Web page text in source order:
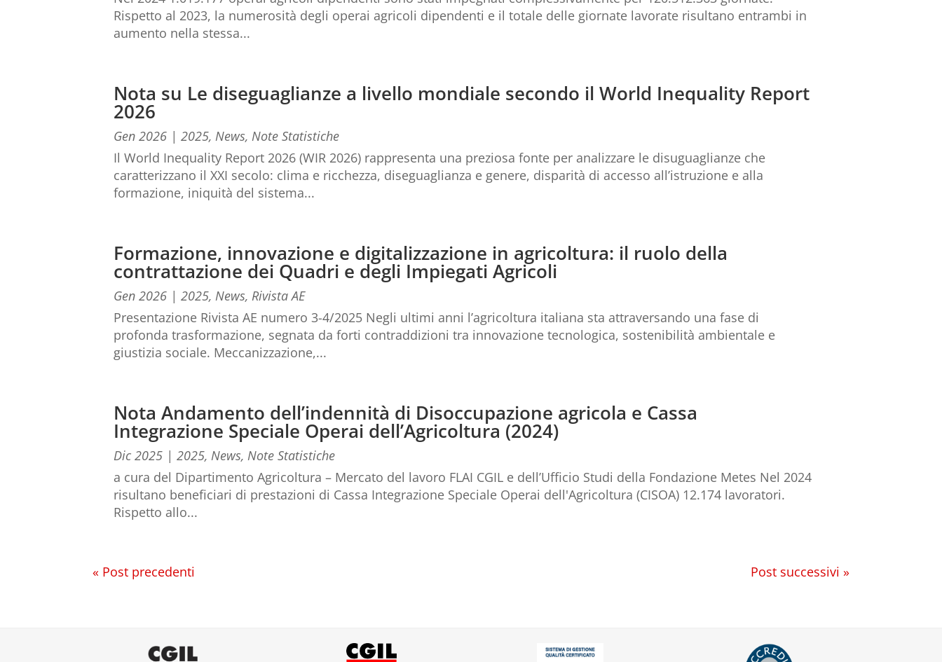
Rispetto al 2023, la numerosità degli operai agricoli dipendenti e il totale delle giornate lavorate risultano entrambi in
aumento nella stessa...
Nota su Le diseguaglianze a livello mondiale secondo il World Inequality Report
2026
Gen 2026 | 2025, News, Note Statistiche
Il World Inequality Report 2026 (WIR 2026) rappresenta una preziosa fonte per analizzare le disuguaglianze che
caratterizzano il XXI secolo: clima e ricchezza, diseguaglianza e genere, disparità di accesso all’istruzione e alla
formazione, iniquità del sistema...
Formazione, innovazione e digitalizzazione in agricoltura: il ruolo della
contrattazione dei Quadri e degli Impiegati Agricoli
Gen 2026 | 2025, News, Rivista AE
Presentazione Rivista AE numero 3-4/2025 Negli ultimi anni l’agricoltura italiana sta attraversando una fase di
profonda trasformazione, segnata da forti contraddizioni tra innovazione tecnologica, sostenibilità ambientale e
giustizia sociale. Meccanizzazione,...
Nota Andamento dell’indennità di Disoccupazione agricola e Cassa
Integrazione Speciale Operai dell’Agricoltura (2024)
Dic 2025 | 2025, News, Note Statistiche
a cura del Dipartimento Agricoltura – Mercato del lavoro FLAI CGIL e dell’Ufficio Studi della Fondazione Metes Nel 2024
risultano beneficiari di prestazioni di Cassa Integrazione Speciale Operai dell'Agricoltura (CISOA) 12.174 lavoratori.
Rispetto allo...
« Post precedenti Post successivi »